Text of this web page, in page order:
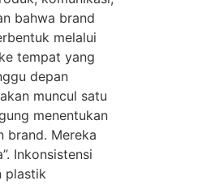
bahwa brand
melalui
tempat yang
depan
muncul satu
menentukan
brand. Mereka
Inkonsistensi
plastik